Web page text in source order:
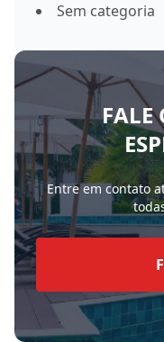
Sem categoria
FALE
Entre em contato